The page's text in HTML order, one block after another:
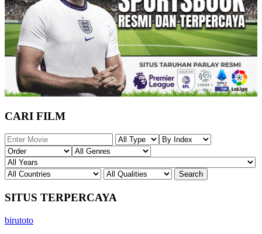
CARI FILM
SITUS TERPERCAYA
birutoto